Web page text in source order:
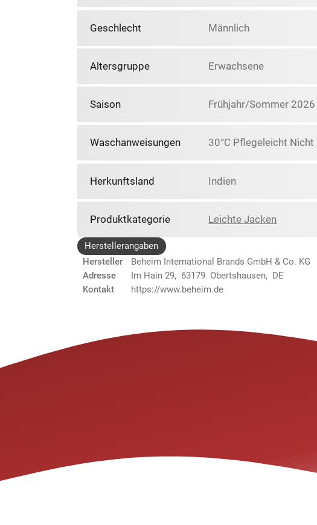
Geschlecht Männlich
Altersgruppe Erwachsene
Saison Frühjahr/Sommer 2026
Waschanweisungen 30°C Pflegeleicht
Herkunftsland Indien
Produktkategorie Leichte Jacken
Herstellerangaben
Hersteller
Beheim International Brands GmbH & Co. KG
Adresse
Im Hain 29, 63179 Obertshausen, DE
Kontakt
https://www.beheim.de